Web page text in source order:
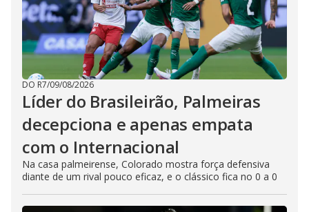
DO R7/09/08/2026
Líder do Brasileirão, Palmeiras
decepciona e apenas empata
com o Internacional
Na casa palmeirense, Colorado mostra força defensiva
diante de um rival pouco eficaz, e o clássico fica no 0 a 0